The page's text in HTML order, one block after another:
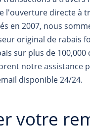
l'ouverture directe à
en 2007, nous
original de rabais
sur plus de 100,000
notre assistance
disponible 24/24.
votre